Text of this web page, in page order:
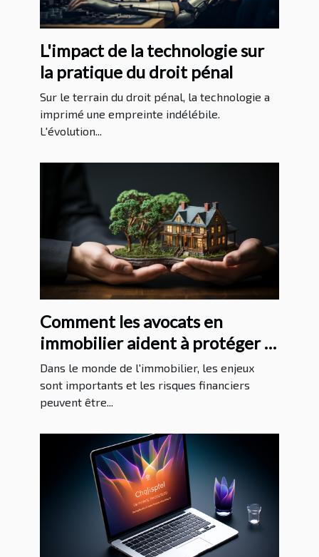
L'impact de la technologie sur
la pratique du droit pénal
Sur le terrain du droit pénal, la technologie a
imprimé une empreinte indélébile.
L'évolution...
Comment les avocats en
immobilier aident à protéger la
santé financière de leurs clients
Dans le monde de l'immobilier, les enjeux
sont importants et les risques financiers
peuvent être...